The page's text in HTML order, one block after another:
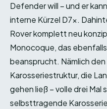
Defender will – und er
interne Kürzel D7x.
Rover komplett neu
Monocoque, das
beansprucht. Nämlich
Karosseriestruktur, die
gehen ließ – volle drei Mal
selbsttragende